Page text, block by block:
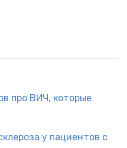
про ВИЧ, которые
у пациентов с